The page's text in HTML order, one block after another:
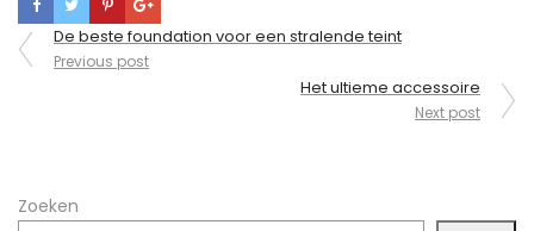
Berichtnavigatie
De beste foundation voor een stralende teint
Previous post
Het ultieme accessoire
Next post
Zoeken